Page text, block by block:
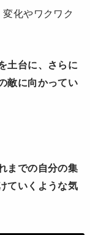
化やワクワク
土台に、さらに
敵に向かってい
までの自分の集
ていくような気